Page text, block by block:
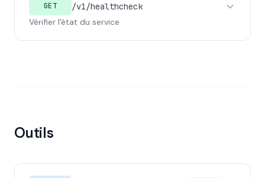
GET
/v1/healthcheck
Vérifier l'état du service
Outils